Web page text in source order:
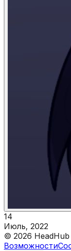
14
Июль, 2022
© 2026 HeadHub
Возможности